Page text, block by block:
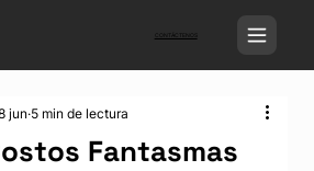
CONTÁCTENOS
Fantasmas
jun 5 min de lectura